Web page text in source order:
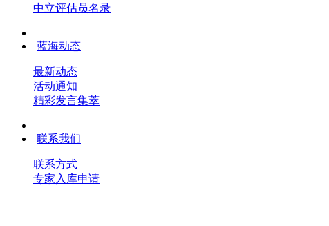
中立评估员名录
蓝海动态
最新动态
活动通知
精彩发言集萃
联系我们
联系方式
专家入库申请